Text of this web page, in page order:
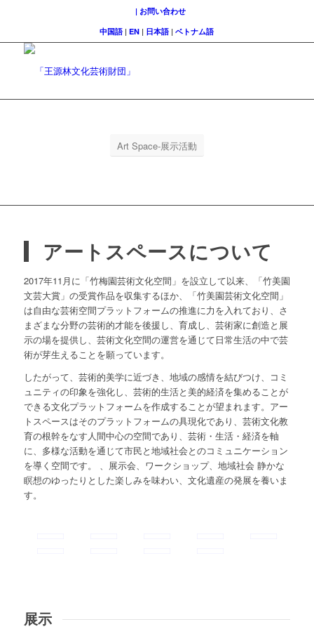
| お問い合わせ
中国語 |EN | 日本語 |ベトナム語
Art Space-展示活動
アートスペースについて
2017年11月に「竹梅園芸術文化空間」を設立して以来、「竹美園
文芸大賞」の受賞作品を収集するほか、「竹美園芸術文化空間」
は自由な芸術空間プラットフォームの推進に力を入れており、さ
まざまな分野の芸術的才能を後援し、育成し、芸術家に創造と展
示の場を提供し、芸術文化空間の運営を通じて日常生活の中で芸
術が芽生えることを願っています。
したがって、芸術的美学に近づき、地域の感情を結びつけ、コミ
ュニティの印象を強化し、芸術的生活と美的経済を集めることが
できる文化プラットフォームを作成することが望まれます。アー
トスペースはそのプラットフォームの具現化であり、芸術文化教
育の根幹をなす人間中心の空間であり、芸術・生活・経済を軸
に、多様な活動を通じて市民と地域社会とのコミュニケーション
を導く空間です。 、展示会、ワークショップ、地域社会 静かな
瞑想のゆったりとした楽しみを味わい、文化遺産の発展を養いま
す。
展示